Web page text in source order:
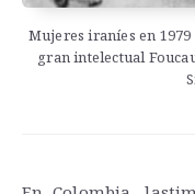
Mujeres iraníes en
gran intelectual